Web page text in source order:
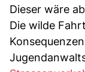
Dieser wäre
Die wilde